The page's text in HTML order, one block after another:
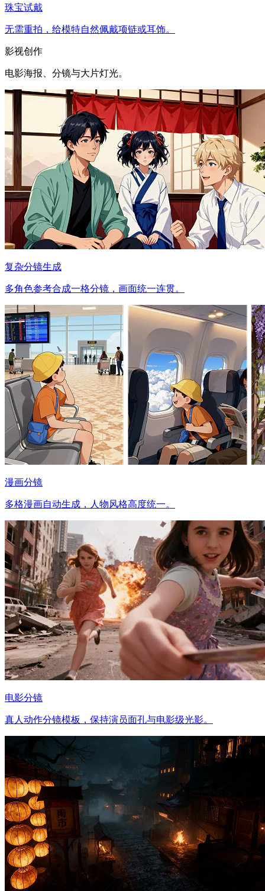
珠宝试戴
无需重拍，给模特自然佩戴项链或耳饰。
影视创作
电影海报、分镜与大片灯光。
复杂分镜生成
多角色参考合成一格分镜，画面统一连贯。
漫画分镜
多格漫画自动生成，人物风格高度统一。
电影分镜
真人动作分镜模板，保持演员面孔与电影级光影。